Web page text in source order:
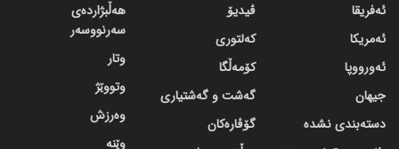
ئەفریقا
ئەمریکا
ئەورووپا
جیهان
دسته‌بندی نشده
ڤیدیۆ
کەلتوری
کۆمەڵگا
گه‌شت و گه‌شتیاری
گۆڤاره‌کان
هەڵبژاردەی
سەرنووسەر
وتار
وتووێژ
وەرزش
وێنە